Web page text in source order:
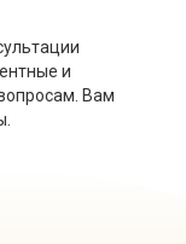
и
Вам